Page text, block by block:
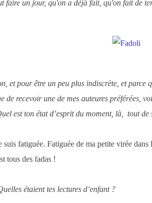
faire un jour, qu'on a déjà fait, qu'on fait de
et pour être un peu plus indiscrète, et parce
de recevoir une de mes auteures préférées,
est ton état d’esprit du moment, là, tout de
suis fatiguée. Fatiguée de ma petite virée dans
tous des fadas !
étaient tes lectures d’enfant ?